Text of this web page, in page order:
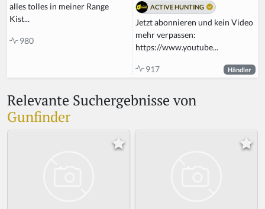
alles tolles in meiner Range
Kist...
980
ACTIVE HUNTING
Jetzt abonnieren und kein Video
mehr verpassen:
https://www.youtube...
917 Händler
Relevante Suchergebnisse von
Gunfinder